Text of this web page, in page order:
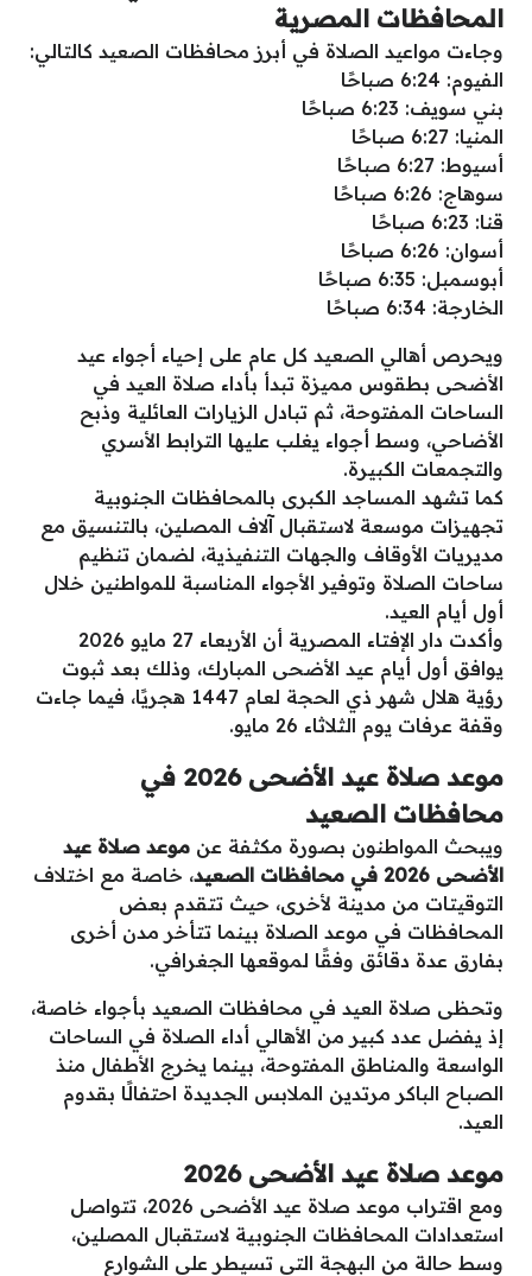
المحافظات المصرية
وجاءت مواعيد الصلاة في أبرز محافظات الصعيد كالتالي:
الفيوم: 6:24 صباحًا
بني سويف: 6:23 صباحًا
المنيا: 6:27 صباحًا
أسيوط: 6:27 صباحًا
سوهاج: 6:26 صباحًا
قنا: 6:23 صباحًا
أسوان: 6:26 صباحًا
أبوسمبل: 6:35 صباحًا
الخارجة: 6:34 صباحًا
ويحرص أهالي الصعيد كل عام على إحياء أجواء عيد
الأضحى بطقوس مميزة تبدأ بأداء صلاة العيد في
الساحات المفتوحة، ثم تبادل الزيارات العائلية وذبح
الأضاحي، وسط أجواء يغلب عليها الترابط الأسري
والتجمعات الكبيرة.
كما تشهد المساجد الكبرى بالمحافظات الجنوبية
تجهيزات موسعة لاستقبال آلاف المصلين، بالتنسيق مع
مديريات الأوقاف والجهات التنفيذية، لضمان تنظيم
ساحات الصلاة وتوفير الأجواء المناسبة للمواطنين خلال
أول أيام العيد.
وأكدت دار الإفتاء المصرية أن الأربعاء 27 مايو 2026
يوافق أول أيام عيد الأضحى المبارك، وذلك بعد ثبوت
رؤية هلال شهر ذي الحجة لعام 1447 هجريًا، فيما جاءت
وقفة عرفات يوم الثلاثاء 26 مايو.
موعد صلاة عيد الأضحى 2026 في
محافظات الصعيد
ويبحث المواطنون بصورة مكثفة عن موعد صلاة عيد
الأضحى 2026 في محافظات الصعيد
، خاصة مع اختلاف
التوقيتات من مدينة لأخرى، حيث تتقدم بعض
المحافظات في موعد الصلاة بينما تتأخر مدن أخرى
بفارق عدة دقائق وفقًا لموقعها الجغرافي.
وتحظى صلاة العيد في محافظات الصعيد بأجواء خاصة،
إذ يفضل عدد كبير من الأهالي أداء الصلاة في الساحات
الواسعة والمناطق المفتوحة، بينما يخرج الأطفال منذ
الصباح الباكر مرتدين الملابس الجديدة احتفالًا بقدوم
العيد.
موعد صلاة عيد الأضحى 2026
ومع اقتراب موعد صلاة عيد الأضحى 2026، تتواصل
استعدادات المحافظات الجنوبية لاستقبال المصلين،
وسط حالة من البهجة التي تسيطر على الشوارع